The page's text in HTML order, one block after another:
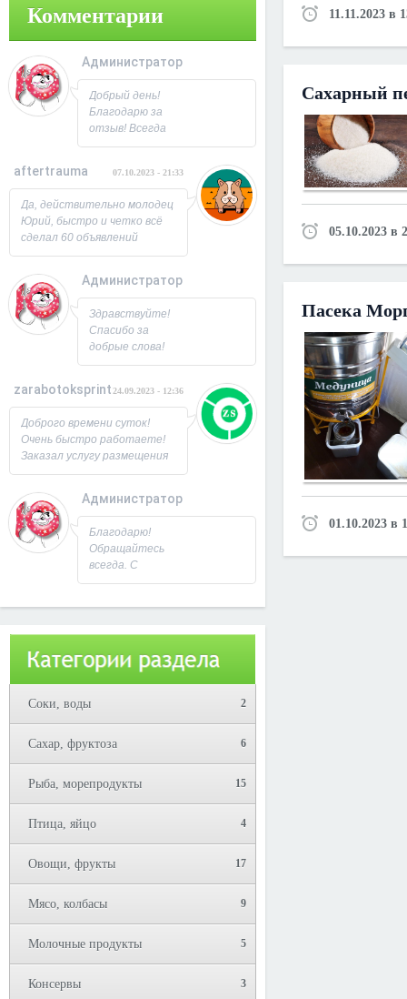
Комментарии
Администратор
08.10.2023 - 09:31
Добрый день!
Благодарю за
отзыв! Всегда
рад
С Уважением,
aftertrauma 07.10.2023 - 21:33
Да, действительно молодец
Юрий, быстро и четко всё
сделал 60 объявлений
разместил, всё работает,
страницы выросла в 2 раза
спасибо! Буду ещё
заказывать, советую!
Администратор
26.09.2023 - 07:33
Здравствуйте!
Спасибо за
добрые слова!
Всегда рад
пользователям.
просим!
Заходите ещё. С
Уважением,
Юрий!
zarabotoksprint 24.09.2023 - 12:36
Доброго времени суток!
Очень быстро работаете!
Заказал услугу размещения
объявления на 60 досок, за
исполнили! Большое
спасибо!
Администратор
22.09.2023 - 09:19
Благодарю!
Обращайтесь
всегда. С
Уважением,
Соки, воды 2
Сахар, фруктоза 6
Рыба, морепродукты 15
Птица, яйцо 4
Овощи, фрукты 17
Мясо, колбасы 9
Молочные продукты 5
Консервы 3
11.11.2023 в
Сахарный
05.10.2023 в
Пасека
01.10.2023 в